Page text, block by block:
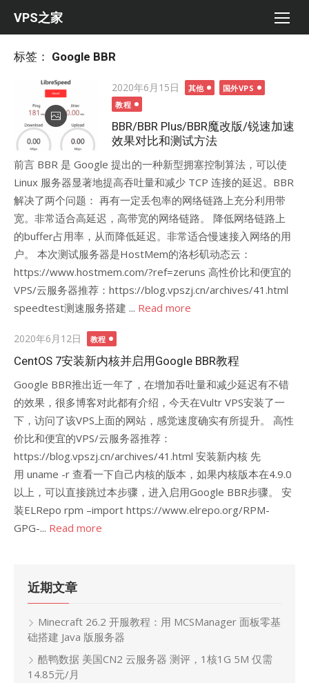
VPS之家
标签： Google BBR
Posted
on
2020年6月15日 其他
国外VPS
教程
BBR/BBR Plus/BBR魔改版/锐速加速
效果对比和测试方法
前言 BBR 是 Google 提出的一种新型拥塞控制算法，可以使
Linux 服务器显著地提高吞吐量和减少 TCP 连接的延迟。BBR
解决了两个问题： 再有一定丢包率的网络链路上充分利用带
宽。非常适合高延迟，高带宽的网络链路。 降低网络链路上
的buffer占用率，从而降低延迟。非常适合慢速接入网络的用
户。 本次测试服务器是HostMem的洛杉矶动态云：
https://www.hostmem.com/?ref=zeruns 高性价比和便宜的
VPS/云服务器推荐：https://blog.vpszj.cn/archives/41.html
speedtest测速服务搭建 ... Read more
Posted
on
2020年6月12日 教程
CentOS 7安装新内核并启用Google BBR教程
Google BBR推出近一年了，在增加吞吐量和减少延迟有不错
的效果，很多博客对此都有介绍，今天在Vultr VPS安装了一
下，访问了该VPS上面的网站，感觉速度确实有所提升。 高性
价比和便宜的VPS/云服务器推荐：
https://blog.vpszj.cn/archives/41.html 安装新内核 先
用 uname -r 查看一下自己内核的版本，如果内核版本在4.9.0
以上，可以直接跳过本步骤，进入启用Google BBR步骤。 安
装ELRepo rpm –import https://www.elrepo.org/RPM-
GPG-... Read more
近期文章
Minecraft 26.2 开服教程：用 MCSManager 面板零基
础搭建 Java 版服务器
酷鸭数据 美国CN2 云服务器 测评，1核1G 5M 仅需
14.85元/月